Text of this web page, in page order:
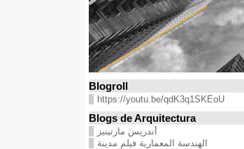
Blogroll
https://youtu.be/qdK3q1SKEoU
Blogs de Arquitectura
أندريس مارتينيز
الهندسة المعمارية فيلم مدينة